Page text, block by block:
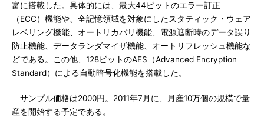
富に搭載した。具体的には、最大44ビットのエラー訂正
（ECC）機能や、全記憶領域を対象にしたスタティック・ウェア
レベリング機能、オートリカバリ機能、電源遮断時のデータ誤り
防止機能、データランダマイザ機能、オートリフレッシュ機能な
どである。この他、128ビットのAES（Advanced Encryption
Standard）による自動暗号化機能を搭載した。
サンプル価格は2000円。2011年7月に、月産10万個の規模で量
産を開始する予定である。